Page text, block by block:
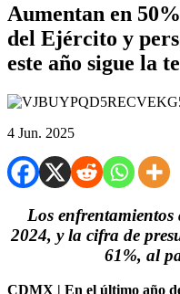
Aumentan en
del Ejército y
este año sigue la
4 Jun. 2025
Los
2024, y la cifra de
61%, al
CDMX | En el último año